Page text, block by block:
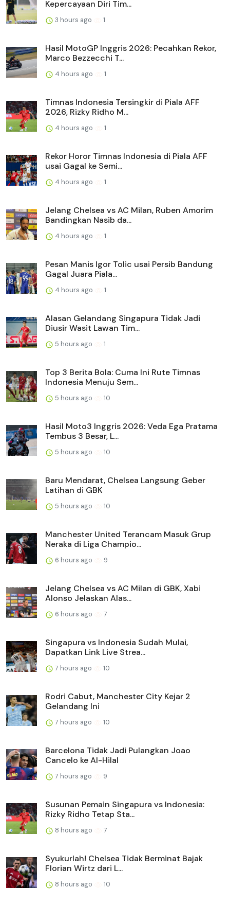
Kepercayaan Diri Tim...
3 hours ago 1
Hasil MotoGP Inggris 2026: Pecahkan Rekor,
Marco Bezzecchi T...
4 hours ago 1
Timnas Indonesia Tersingkir di Piala AFF
2026, Rizky Ridho M...
4 hours ago 1
Rekor Horor Timnas Indonesia di Piala AFF
usai Gagal ke Semi...
4 hours ago 1
Jelang Chelsea vs AC Milan, Ruben Amorim
Bandingkan Nasib da...
4 hours ago 1
Pesan Manis Igor Tolic usai Persib Bandung
Gagal Juara Piala...
4 hours ago 1
Alasan Gelandang Singapura Tidak Jadi
Diusir Wasit Lawan Tim...
5 hours ago 1
Top 3 Berita Bola: Cuma Ini Rute Timnas
Indonesia Menuju Sem...
5 hours ago 10
Hasil Moto3 Inggris 2026: Veda Ega Pratama
Tembus 3 Besar, L...
5 hours ago 10
Baru Mendarat, Chelsea Langsung Geber
Latihan di GBK
5 hours ago 10
Manchester United Terancam Masuk Grup
Neraka di Liga Champio...
6 hours ago 9
Jelang Chelsea vs AC Milan di GBK, Xabi
Alonso Jelaskan Alas...
6 hours ago 7
Singapura vs Indonesia Sudah Mulai,
Dapatkan Link Live Strea...
7 hours ago 10
Rodri Cabut, Manchester City Kejar 2
Gelandang Ini
7 hours ago 10
Barcelona Tidak Jadi Pulangkan Joao
Cancelo ke Al-Hilal
7 hours ago 9
Susunan Pemain Singapura vs Indonesia:
Rizky Ridho Tetap Sta...
8 hours ago 7
Syukurlah! Chelsea Tidak Berminat Bajak
Florian Wirtz dari L...
8 hours ago 10